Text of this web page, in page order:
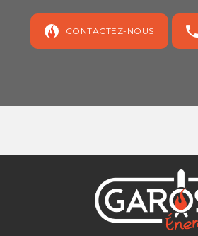
CONTACTEZ-NOUS